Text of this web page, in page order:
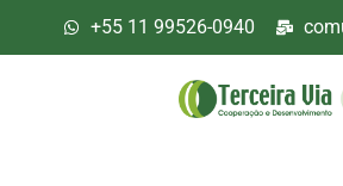
+55 11 99526-0940